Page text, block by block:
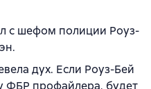
с шефом полиции Роуз-
дух. Если Роуз-Бей
ФБР профайлера, будет